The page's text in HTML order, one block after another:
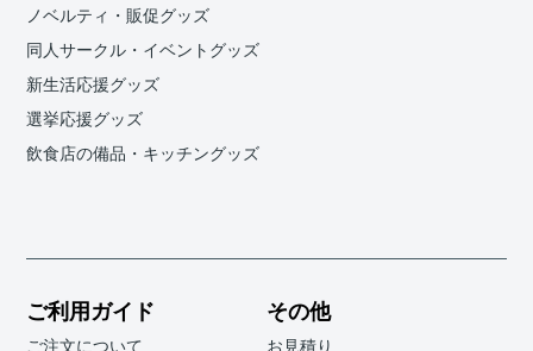
ノベルティ・販促グッズ
同人サークル・イベントグッズ
新生活応援グッズ
選挙応援グッズ
飲食店の備品・キッチングッズ
ご利用ガイド
ご注文について
その他
お見積り